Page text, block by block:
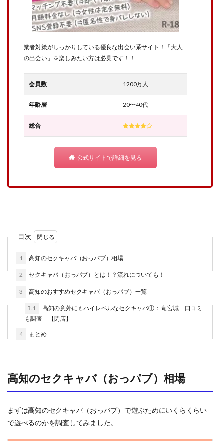
業者対策がしっかりしている優良な出会い系サイト！「大人
の出会い」を楽しみたい方は必見です！！
会員数 1200万人
年齢層 20〜40代
総合
公式サイトで詳細を見る
目次
1 高知のセクキャバ（おっパブ）相場
2 セクキャバ（おっパブ）とは！？流れについても！
3 高知のおすすめセクキャバ（おっパブ）一覧
3.1
高知の意外にもハイレベルなセクキャバ①： 竜宮城 口コミ
も調査 【閉店】
4 まとめ
高知のセクキャバ（おっパブ）相場
まずは高知のセクキャバ（おっパブ）で遊ぶためにいくらくらい
で遊べるのかを調査してみました。